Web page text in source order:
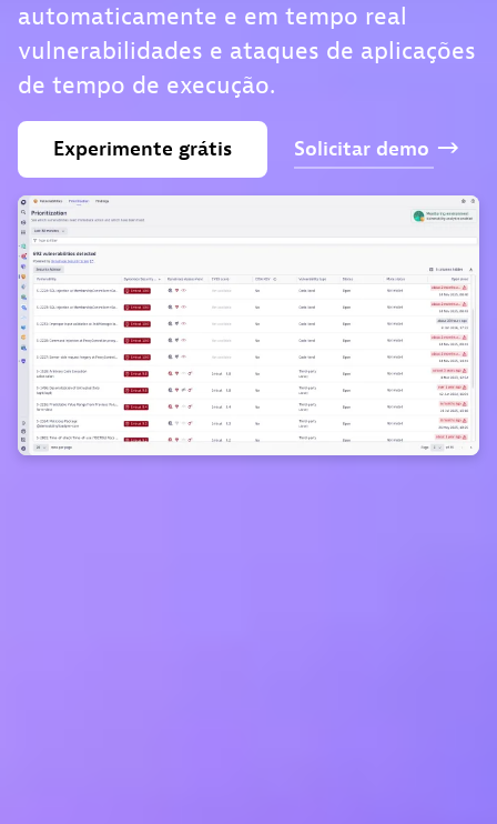
automaticamente e em tempo real
vulnerabilidades e ataques de aplicações
de tempo de execução.
Experimente grátis Solicitar demo